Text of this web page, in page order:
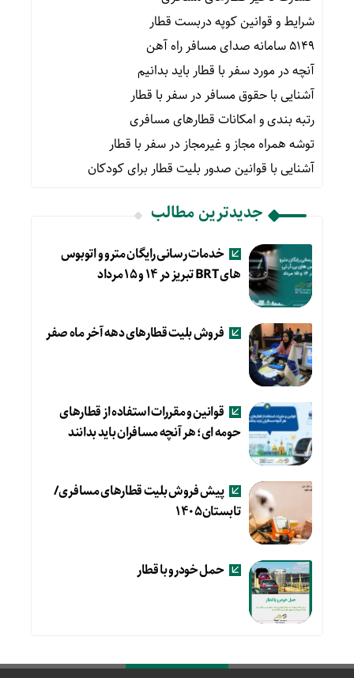
شرایط و قوانین کوپه دربست قطار
۵۱۴۹ سامانه صدای مسافر راه آهن
آنچه در مورد سفر با قطار باید بدانیم
آشنایی با حقوق مسافر در سفر با قطار
رتبه بندی و امکانات قطارهای مسافری
توشه همراه مجاز و غیرمجاز در سفر با قطار
آشنایی با قوانین صدور بلیت قطار برای کودکان
جدیدترین مطالب
خدمات رسانی رایگان مترو و اتوبوس
های BRT تبریز در ۱۴ و ۱۵ مرداد
فروش بلیت قطارهای دهه آخر ماه صفر
قوانین و مقررات استفاده از قطارهای
حومه ای؛ هر آنچه مسافران باید بدانند
پیش فروش بلیت قطارهای مسافری/
تابستان۱۴۰۵
حمل خودرو با قطار